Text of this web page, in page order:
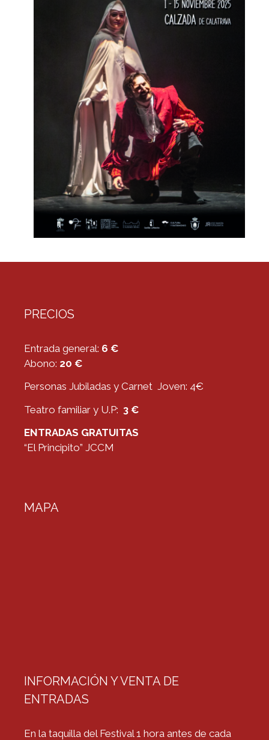
PRECIOS
Entrada general: 6 €
Abono: 20 €
Personas Jubiladas y Carnet Joven: 4€
Teatro familiar y U.P: 3 €
ENTRADAS GRATUITAS
“El Principito” JCCM
MAPA
INFORMACIÓN Y VENTA DE
ENTRADAS
En la taquilla del Festival 1 hora antes de cada